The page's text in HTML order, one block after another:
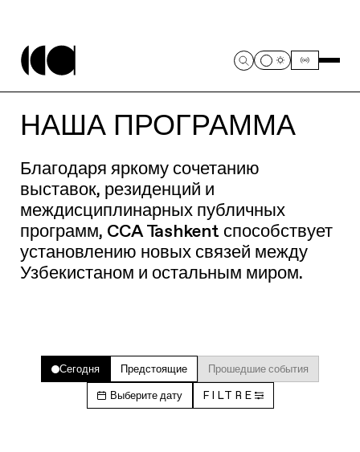
НАША ПРОГРАММА
Благодаря яркому сочетанию
выставок, резиденций и
междисциплинарных публичных
программ, CCA Tashkent способствует
установлению новых связей между
Узбекистаном и остальным миром.
Сегодня Предстоящие Прошедшие события
Выберите дату FILTRE